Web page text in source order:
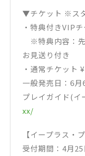
▼チケット ※ス
・特典付きVIP
※特典内容：先
お見送り付き
・通常チケット
一般発売日：6
プレイガイド(イ
xx/
【イープラス・
受付期間：4月